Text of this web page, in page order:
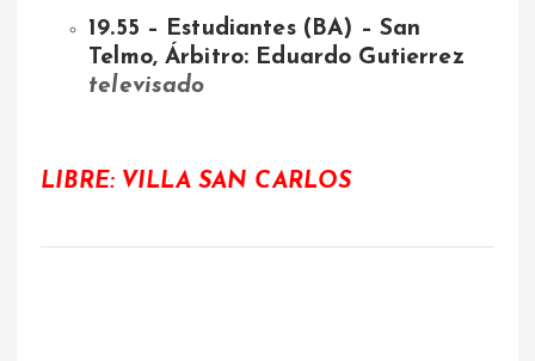
19.55 – Estudiantes (BA) – San
Telmo, Árbitro: Eduardo Gutierrez
televisado
LIBRE: VILLA SAN CARLOS